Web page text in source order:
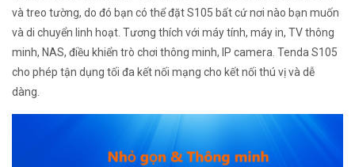
và treo tường, do đó bạn có thể đặt S105 bất cứ nơi nào bạn muốn
và di chuyển linh hoạt. Tương thích với máy tính, máy in, TV thông
minh, NAS, điều khiển trò chơi thông minh, IP camera. Tenda S105
cho phép tận dụng tối đa kết nối mạng cho kết nối thú vị và dễ
dàng.